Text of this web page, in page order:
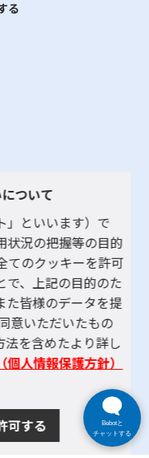
る
ついて
」といいます）で
状況の把握等の目的
てのクッキーを許可
で、上記の目的のた
た皆様のデータを提
意いただいたもの
法を含めたより詳し
人情報保護方針）
可する
Bebotと
チャットする